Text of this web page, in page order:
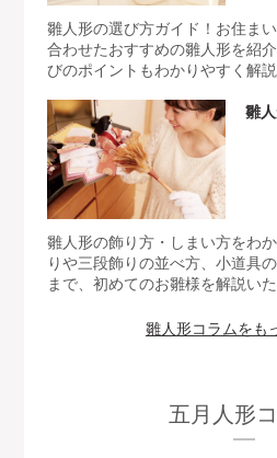
雛人形の選び方ガイド！お住ま
合わせたおすすめの雛人形を紹
びのポイントもわかりやすく解説
雛
雛人形の飾り方・しまい方をわ
りや三段飾りの並べ方、小道具
まで、初めてのお雛様を解説いた
雛人形コラムをも
五月人形